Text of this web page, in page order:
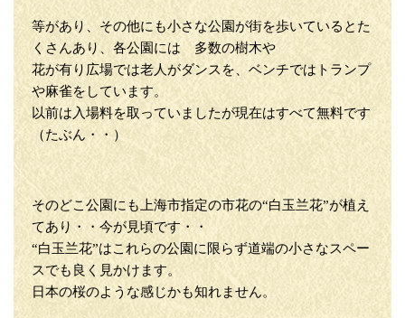
等があり、その他にも小さな公園が街を歩いているとた
くさんあり、各公園には 多数の樹木や
花が有り広場では老人がダンスを、ベンチではトランプ
や麻雀をしています。
以前は入場料を取っていましたが現在はすべて無料です
（たぶん・・）
そのどこ公園にも上海市指定の市花の“白玉兰花”が植え
てあり・・今が見頃です・・
“白玉兰花”はこれらの公園に限らず道端の小さなスペー
スでも良く見かけます。
日本の桜のような感じかも知れません。